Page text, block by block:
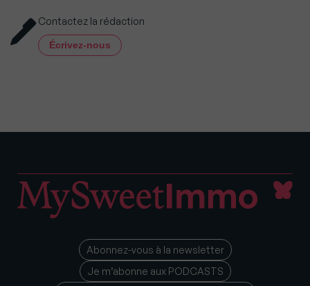
Contactez la rédaction
Écrivez-nous
Abonnez-vous à la newsletter
Je m’abonne aux PODCASTS